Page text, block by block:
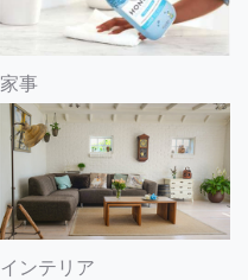
家事
インテリア